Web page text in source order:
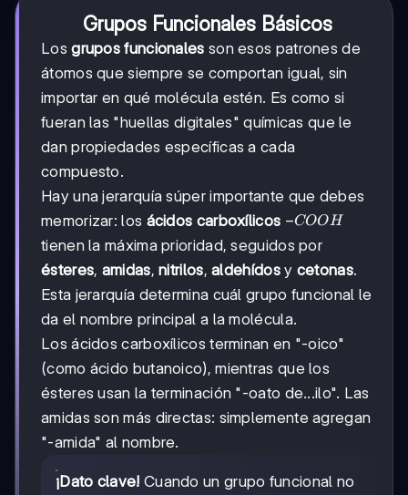
Grupos Funcionales Básicos
Losgrupos funcionales son esos patrones de
átomos que siempre se comportan igual, sin
importar en qué molécula estén. Es como si
fueran las "huellas digitales" químicas que le
dan propiedades específicas a cada
compuesto.
Hay una jerarquía súper importante que debes
memorizar: los ácidos carboxílicos -
COOH
−COOH
tienen la máxima prioridad, seguidos por
ésteres, amidas,nitrilos,aldehídosy cetonas.
Esta jerarquía determina cuál grupo funcional le
da el nombre principal a la molécula.
Los ácidos carboxílicos terminan en "-oico"
(como ácido butanoico), mientras que los
ésteres usan la terminación "-oato de...ilo". Las
amidas son más directas: simplemente agregan
"-amida" al nombre.
¡Dato clave! Cuando un grupo funcional no